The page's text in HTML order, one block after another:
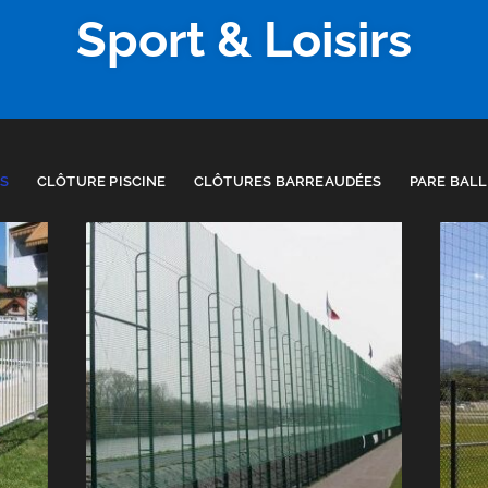
Sport & Loisirs
CLÔTURE PISCINE CLÔTURES BARREAUDÉES PARE